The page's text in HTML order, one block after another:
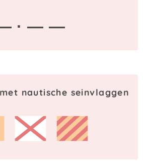
· — —
nautische seinvlaggen